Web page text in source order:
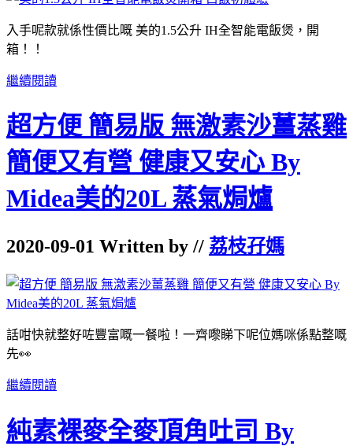
入手呢款就係性價比嘅 美的1.5公升 IH全智能電飯煲，開
箱！！
繼續閱讀
超方便 簡易版 無激素沙薑蒸雞
簡便又有營 健康又安心 By
Midea美的20L 蒸氣焗爐
2020-09-01 Written by // 荔枝孖媽
話咁快就整好咗豐富嘅一餐啦！一齊嚟睇下呢位媽咪係點整嘅
先👀
繼續閱讀
純素裸麥全麥頂角吐司 By